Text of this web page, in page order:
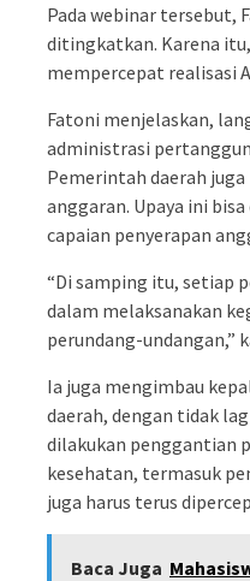
Pada webinar tersebut,
ditingkatkan. Karena
mempercepat realisasi
Fatoni menjelaskan,
administrasi
Pemerintah daerah
anggaran. Upaya ini
capaian penyerapan
“Di samping itu, setiap
dalam melaksanakan
perundang-undangan,”
Ia juga mengimbau
daerah, dengan tidak
dilakukan penggantian
kesehatan, termasuk
juga harus terus
Baca Juga